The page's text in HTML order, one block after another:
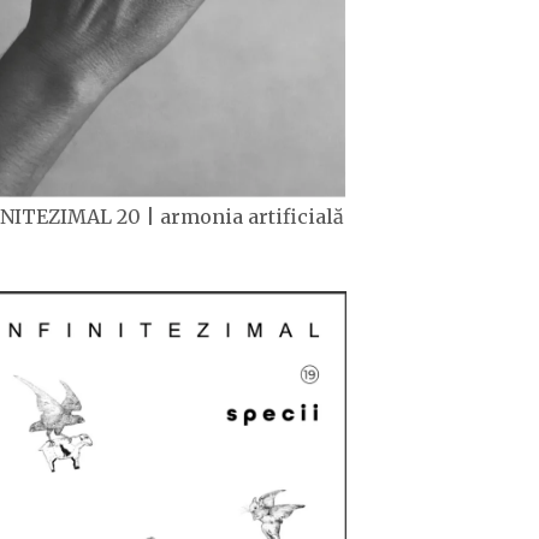
20 | armonia artificială